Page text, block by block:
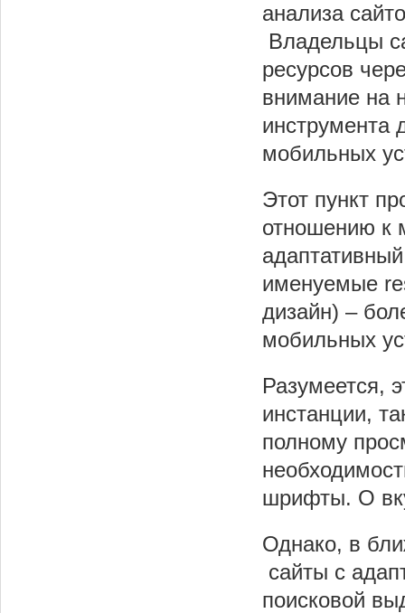
анализа
Владельцы
ресурсов
внимание на
инструмента
мобильных
Этот пункт
отношению к
именуемые
дизайн) –
мобильных
Разумеется,
инстанции,
полному
шрифты. О
Однако, в
сайты с
поисковой